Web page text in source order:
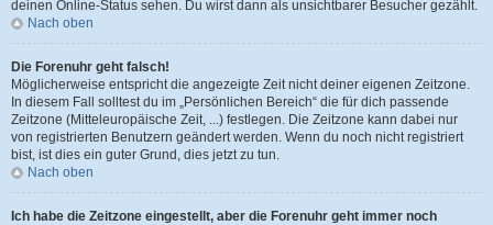
deinen Online-Status sehen. Du wirst dann als unsichtbarer Besucher gezählt.
Nach oben
Die Forenuhr geht falsch!
Möglicherweise entspricht die angezeigte Zeit nicht deiner eigenen Zeitzone.
In diesem Fall solltest du im „Persönlichen Bereich“ die für dich passende
Zeitzone (Mitteleuropäische Zeit, ...) festlegen. Die Zeitzone kann dabei nur
von registrierten Benutzern geändert werden. Wenn du noch nicht registriert
bist, ist dies ein guter Grund, dies jetzt zu tun.
Nach oben
Ich habe die Zeitzone eingestellt, aber die Forenuhr geht immer noch